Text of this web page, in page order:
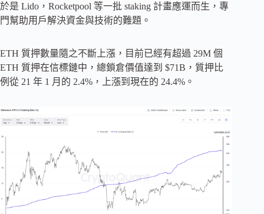
於是 Lido，Rocketpool 等一批 staking 計畫應運而生，專
門幫助用戶解決資金與技術的難題。
ETH 質押數量隨之不斷上漲，目前已經有超過 29M 個
ETH 質押在信標鏈中，總鎖倉價值達到 $71B，質押比
例從 21 年 1 月的 2.4%，上漲到現在的 24.4%。